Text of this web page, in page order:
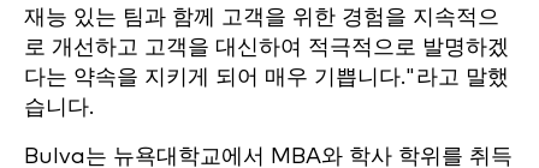
재능 있는 팀과 함께 고객을 위한 경험을 지속적으
로 개선하고 고객을 대신하여 적극적으로 발명하겠
다는 약속을 지키게 되어 매우 기쁩니다."라고 말했
습니다.
Bulva는 뉴욕대학교에서 MBA와 학사 학위를 취득